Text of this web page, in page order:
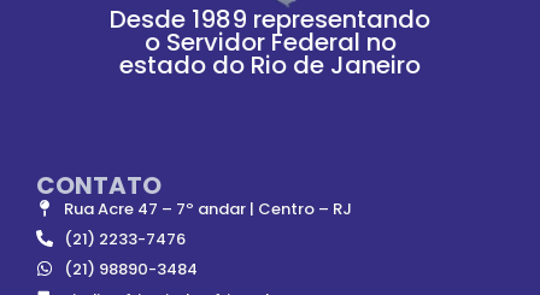
Desde 1989 representando
o Servidor Federal no
estado do Rio de Janeiro
CONTATO
Rua Acre 47 – 7º andar | Centro – RJ
(21) 2233-7476
(21) 98890-3484